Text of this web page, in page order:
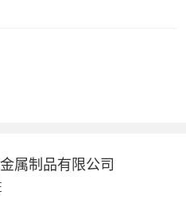
属制品有限公司